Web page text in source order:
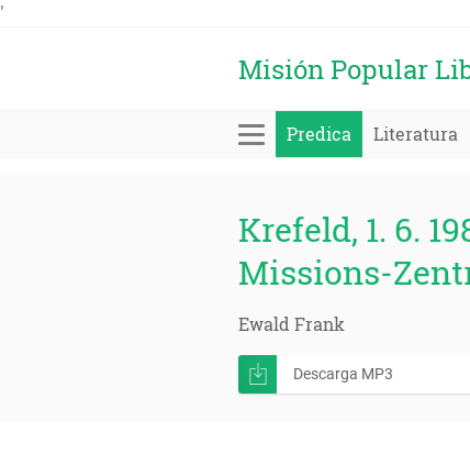
'
Misión Popular
Predica Literatura
Krefeld, 1. 6.
Missions-
Ewald Frank
Descarga MP3